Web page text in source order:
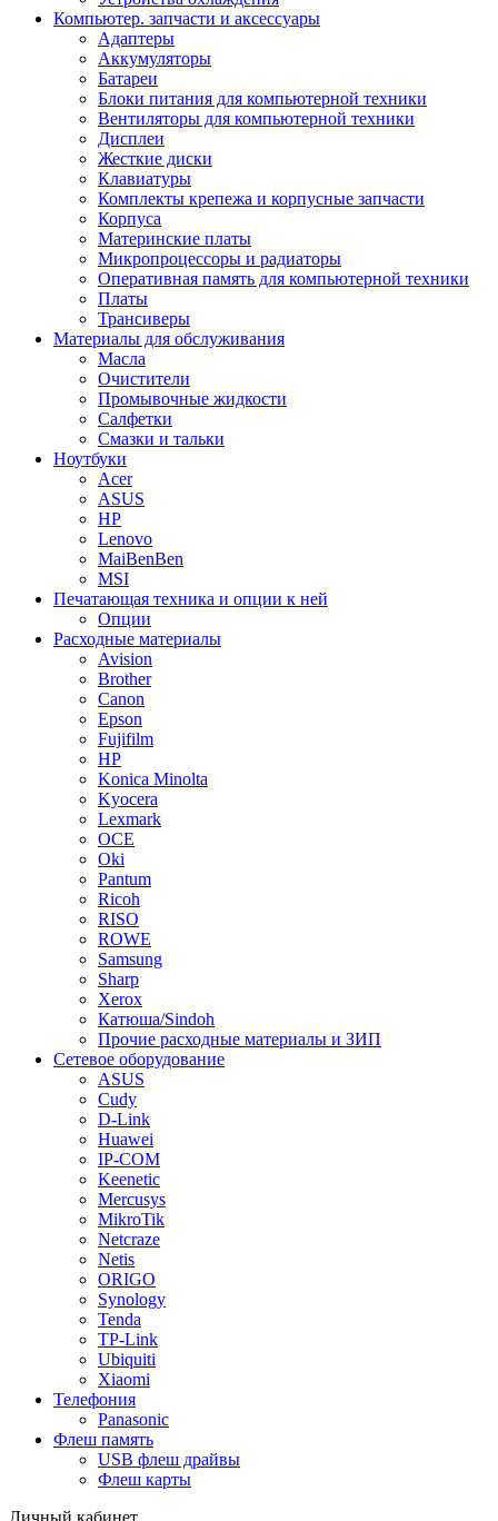
Компьютер. запчасти и аксессуары
Адаптеры
Аккумуляторы
Батареи
Блоки питания для компьютерной техники
Вентиляторы для компьютерной техники
Дисплеи
Жесткие диски
Клавиатуры
Комплекты крепежа и корпусные запчасти
Корпуса
Материнские платы
Микропроцессоры и радиаторы
Оперативная память для компьютерной техники
Платы
Трансиверы
Материалы для обслуживания
Масла
Очистители
Промывочные жидкости
Салфетки
Смазки и тальки
Ноутбуки
Acer
ASUS
HP
Lenovo
MaiBenBen
MSI
Печатающая техника и опции к ней
Опции
Расходные материалы
Avision
Brother
Canon
Epson
Fujifilm
HP
Konica Minolta
Kyocera
Lexmark
OCE
Oki
Pantum
Ricoh
RISO
ROWE
Samsung
Sharp
Xerox
Катюша/Sindoh
Прочие расходные материалы и ЗИП
Сетевое оборудование
ASUS
Cudy
D-Link
Huawei
IP-COM
Keenetic
Mercusys
MikroTik
Netcraze
Netis
ORIGO
Synology
Tenda
TP-Link
Ubiquiti
Xiaomi
Телефония
Panasonic
Флеш память
USB флеш драйвы
Флеш карты
Личный кабинет